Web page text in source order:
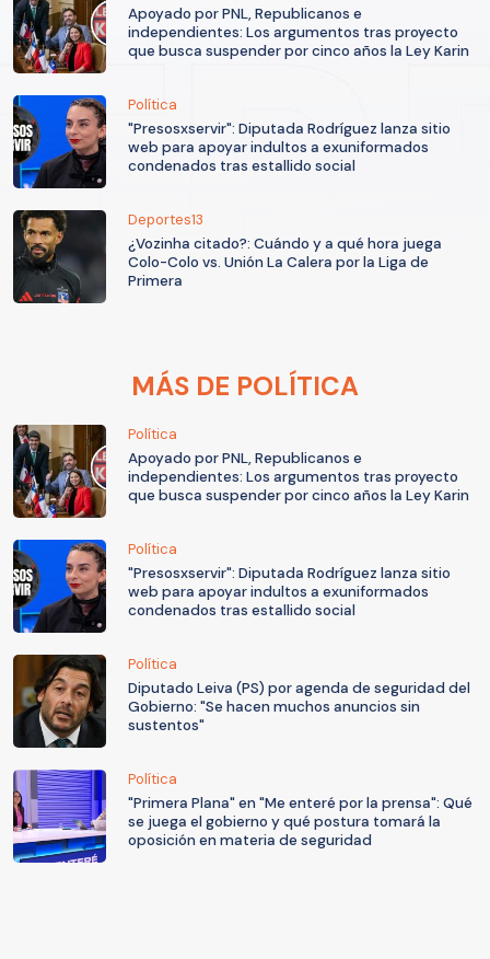
Apoyado por PNL, Republicanos e
independientes: Los argumentos tras proyecto
que busca suspender por cinco años la Ley Karin
Política
"Presosxservir": Diputada Rodríguez lanza sitio
web para apoyar indultos a exuniformados
condenados tras estallido social
Deportes13
¿Vozinha citado?: Cuándo y a qué hora juega
Colo-Colo vs. Unión La Calera por la Liga de
Primera
MÁS DE POLÍTICA
Política
Apoyado por PNL, Republicanos e
independientes: Los argumentos tras proyecto
que busca suspender por cinco años la Ley Karin
Política
"Presosxservir": Diputada Rodríguez lanza sitio
web para apoyar indultos a exuniformados
condenados tras estallido social
Política
Diputado Leiva (PS) por agenda de seguridad del
Gobierno: "Se hacen muchos anuncios sin
sustentos"
Política
"Primera Plana" en "Me enteré por la prensa": Qué
se juega el gobierno y qué postura tomará la
oposición en materia de seguridad